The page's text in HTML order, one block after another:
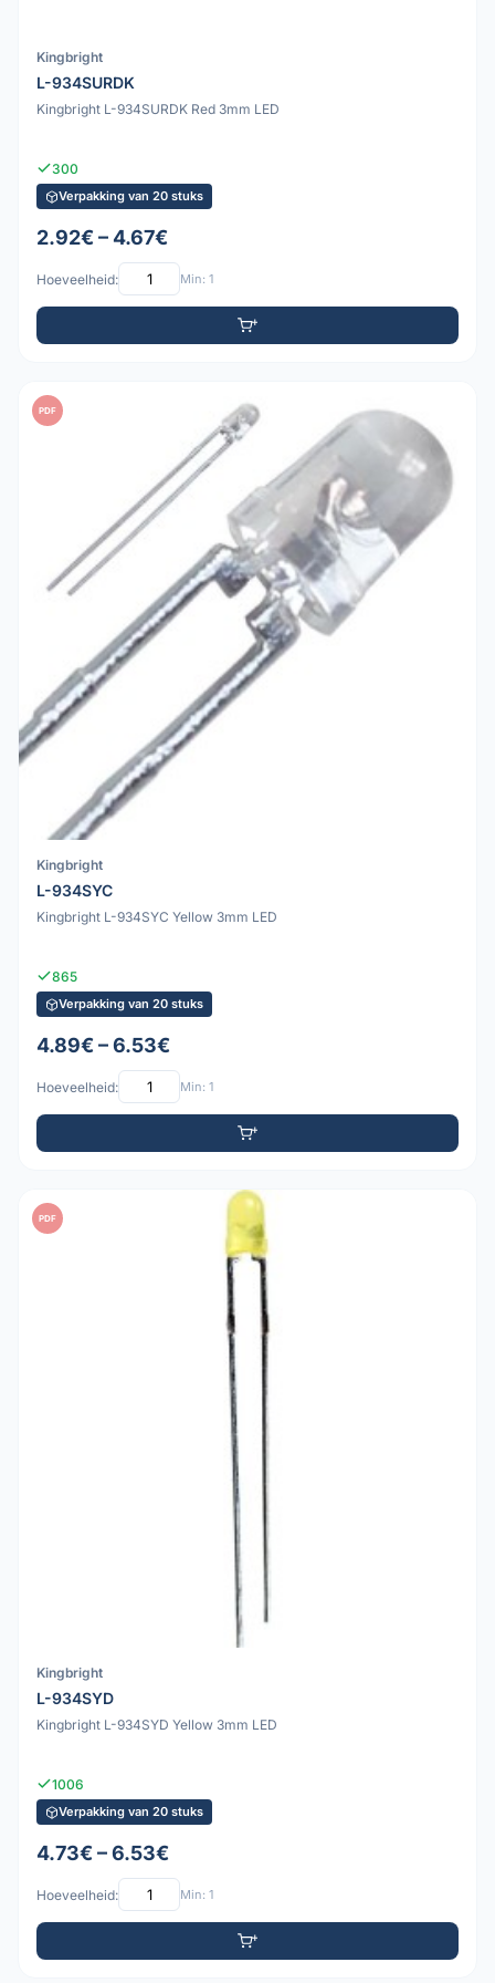
Kingbright
L-934SURDK
Kingbright L-934SURDK Red 3mm LED
300
Verpakking van 20 stuks
2.92€ – 4.67€
Hoeveelheid: Min: 1
PDF
Kingbright
L-934SYC
Kingbright L-934SYC Yellow 3mm LED
865
Verpakking van 20 stuks
4.89€ – 6.53€
Hoeveelheid: Min: 1
PDF
Kingbright
L-934SYD
Kingbright L-934SYD Yellow 3mm LED
1006
Verpakking van 20 stuks
4.73€ – 6.53€
Hoeveelheid: Min: 1